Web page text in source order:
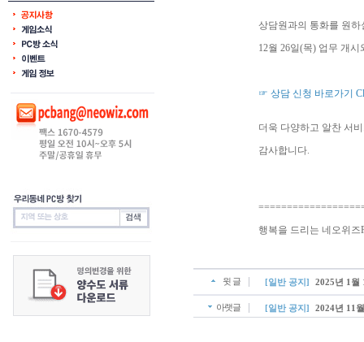
상담원과의 통화를 원
12월 26일(목) 업무 개
☞ 상담 신청 바로가기
더욱 다양하고 알찬 서
감사합니다.
행복을 드리는 네오위즈
윗 글 [일반 공지] 2025년 1월
아랫글 [일반 공지] 2024년 11